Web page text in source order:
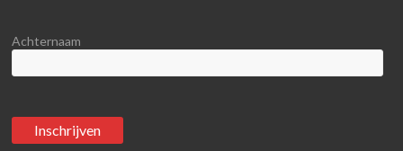
Achternaam